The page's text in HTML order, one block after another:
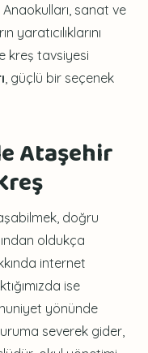
sanat ve
yaratıcılıklarını
kreş tavsiyesi
, güçlü bir seçenek
Ataşehir
doğru
oldukça
internet
ise
yönünde
severek gider,